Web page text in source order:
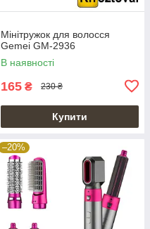
Мінітружок для волосся
Gemei GM-2936
В наявності
165 ₴ 230 ₴
Купити
–20%